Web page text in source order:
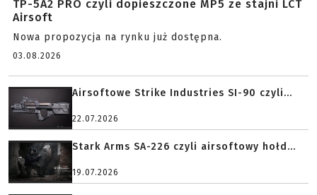
TP-5A2 PRO czyli dopieszczone MP5 ze stajni LCT
Airsoft
Nowa propozycja na rynku już dostępna.
03.08.2026
Airsoftowe Strike Industries SI-90 czyli...
22.07.2026
Stark Arms SA-226 czyli airsoftowy hołd...
19.07.2026